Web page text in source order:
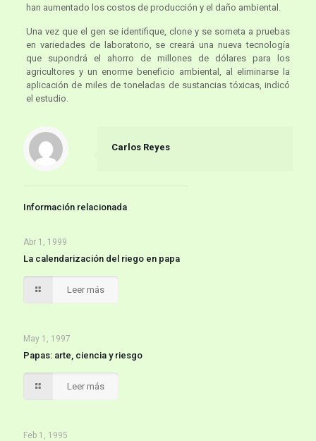
han aumentado los costos de producción y el daño ambiental.
Una vez que el gen se identifique, clone y se someta a pruebas
en variedades de laboratorio, se creará una nueva tecnología
que supondrá el ahorro de millones de dólares para los
agricultores y un enorme beneficio ambiental, al eliminarse la
aplicación de miles de toneladas de sustancias tóxicas, indicó
el estudio.
Carlos Reyes
Información relacionada
Abr 1, 1999
La calendarización del riego en papa
Leer más
May 1, 1997
Papas: arte, ciencia y riesgo
Leer más
Feb 1, 1995